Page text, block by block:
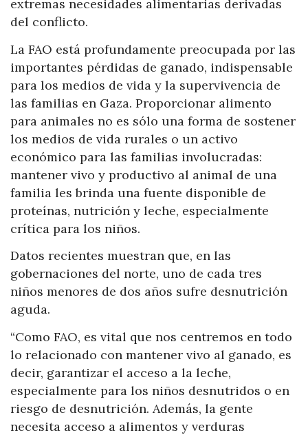
extremas necesidades alimentarias derivadas
del conflicto.
La FAO está profundamente preocupada por las
importantes pérdidas de ganado, indispensable
para los medios de vida y la supervivencia de
las familias en Gaza. Proporcionar alimento
para animales no es sólo una forma de sostener
los medios de vida rurales o un activo
económico para las familias involucradas:
mantener vivo y productivo al animal de una
familia les brinda una fuente disponible de
proteínas, nutrición y leche, especialmente
crítica para los niños.
Datos recientes muestran que, en las
gobernaciones del norte, uno de cada tres
niños menores de dos años sufre desnutrición
aguda.
“Como FAO, es vital que nos centremos en todo
lo relacionado con mantener vivo al ganado, es
decir, garantizar el acceso a la leche,
especialmente para los niños desnutridos o en
riesgo de desnutrición. Además, la gente
necesita acceso a alimentos y verduras